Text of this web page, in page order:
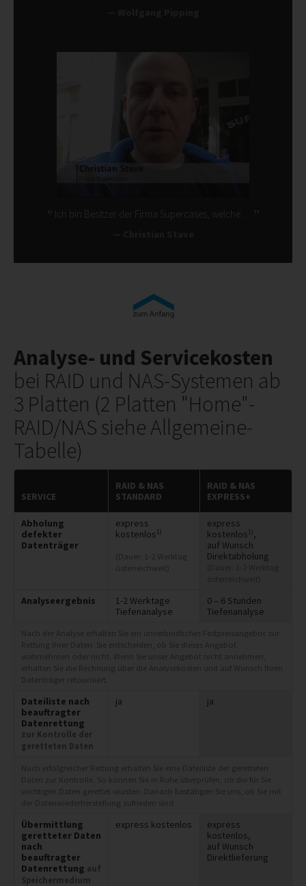
Ich bin Besitzer der Firma Supercases, welche …
Analyse- und Servicekosten
bei RAID und NAS-Systemen ab
3 Platten (2 Platten "Home"-
RAID/NAS siehe Allgemeine-
Tabelle)
SERVICE
RAID & NAS
STANDARD
RAID & NAS
EXPRESS+
Abholung
defekter
Datenträger
express
kostenlos1)
(Dauer: 1-2 Werktag
österreichweit)
express
kostenlos1),
auf Wunsch
Direktabholung
Analyseergebnis
1-2 Werktage
Tiefenanalyse
0 – 6 Stunden
Tiefenanalyse
Dateiliste nach
beauftragter
Datenrettung
zur Kontrolle der
geretteten Daten
ja ja
Übermittlung
geretteter Daten
nach
beauftragter
Datenrettung auf
Speichermedium
express kostenlos
express
kostenlos,
auf Wunsch
Direktlieferung